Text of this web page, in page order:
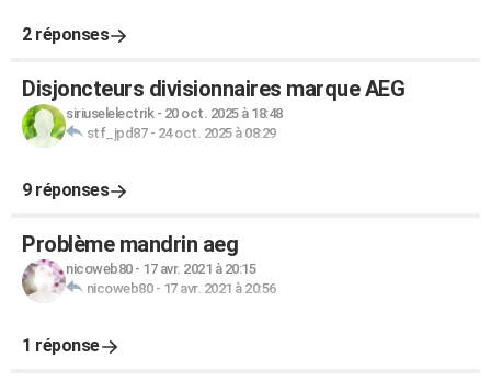
2 réponses
Disjoncteurs divisionnaires marque AEG
siriuselelectrik- 20 oct. 2025 à 18:48
stf_jpd87- 24 oct. 2025 à 08:29
9 réponses
Problème mandrin aeg
nicoweb80- 17 avr. 2021 à 20:15
nicoweb80- 17 avr. 2021 à 20:56
1 réponse